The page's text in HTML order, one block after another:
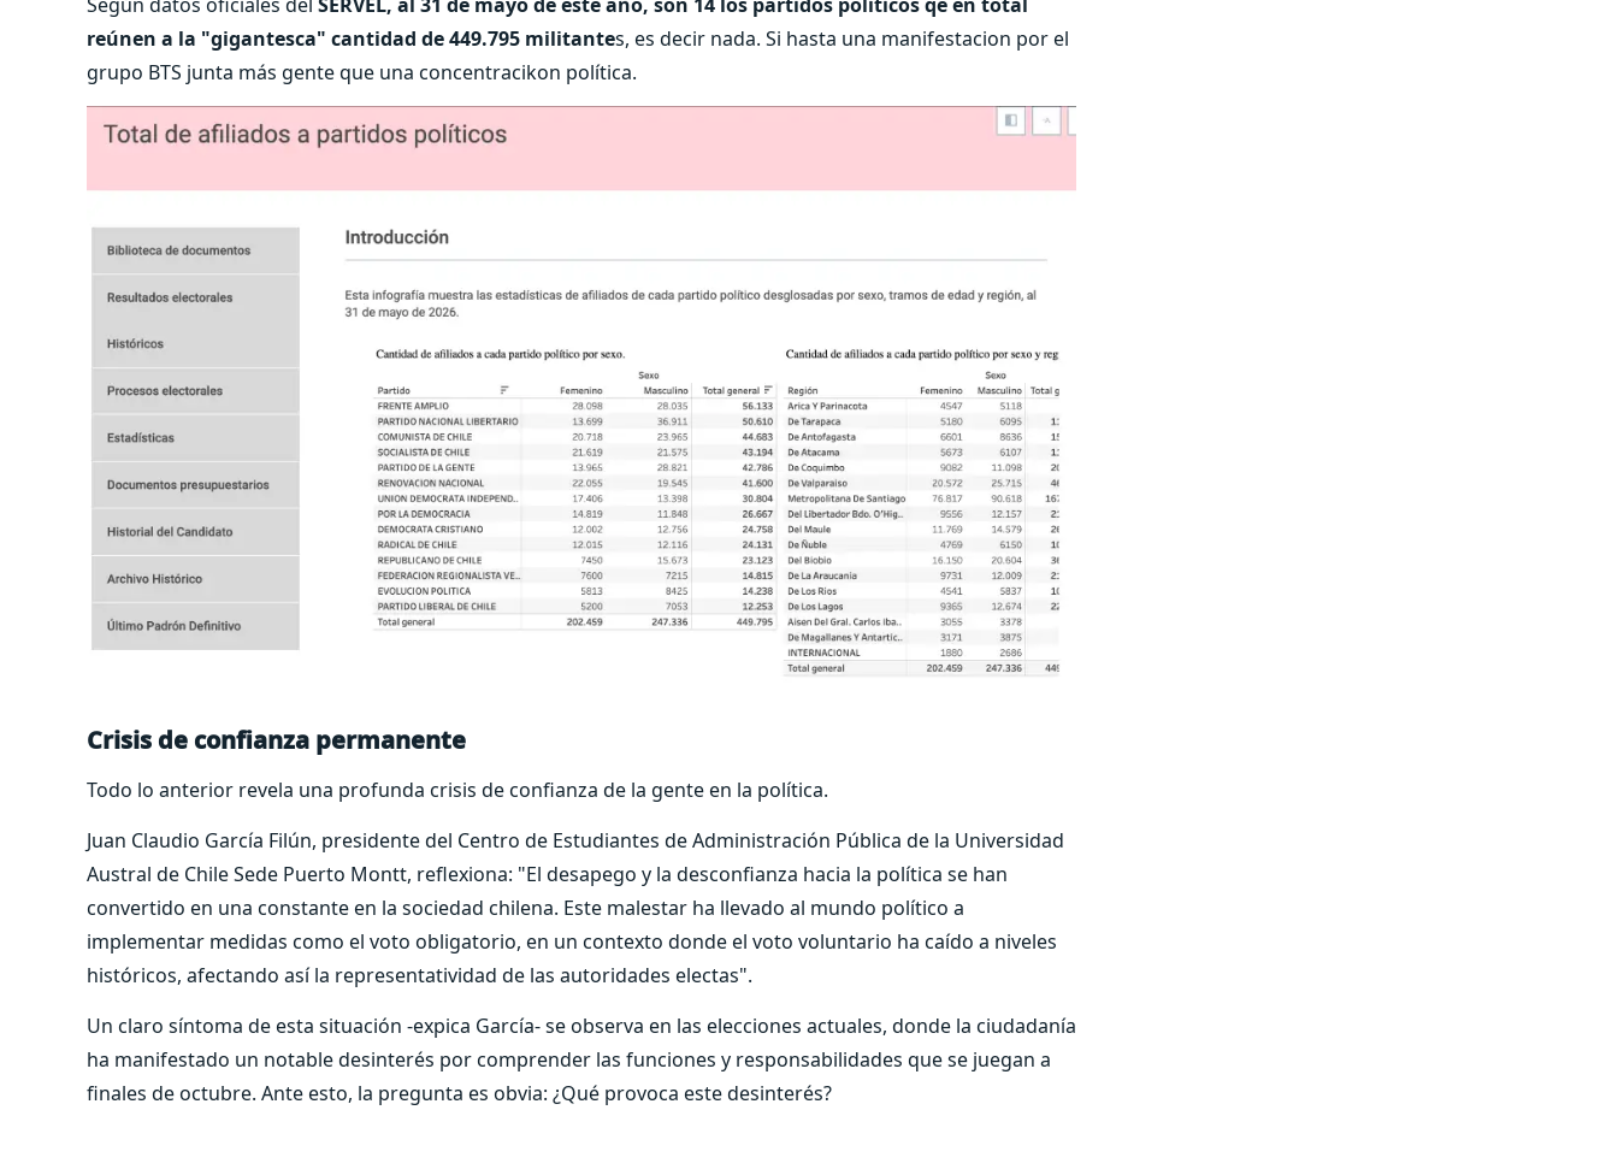
reúnen a la "gigantesca" cantidad de 449.795 militantes, es decir nada. Si hasta una manifestacion por el
grupo BTS junta más gente que una concentracikon política.
Crisis de confianza permanente
Todo lo anterior revela una profunda crisis de confianza de la gente en la política.
Juan Claudio García Filún, presidente del Centro de Estudiantes de Administración Pública de la Universidad
Austral de Chile Sede Puerto Montt, reflexiona: "El desapego y la desconfianza hacia la política se han
convertido en una constante en la sociedad chilena. Este malestar ha llevado al mundo político a
implementar medidas como el voto obligatorio, en un contexto donde el voto voluntario ha caído a niveles
históricos, afectando así la representatividad de las autoridades electas".
Un claro síntoma de esta situación -expica García- se observa en las elecciones actuales, donde la ciudadanía
ha manifestado un notable desinterés por comprender las funciones y responsabilidades que se juegan a
finales de octubre. Ante esto, la pregunta es obvia: ¿Qué provoca este desinterés?